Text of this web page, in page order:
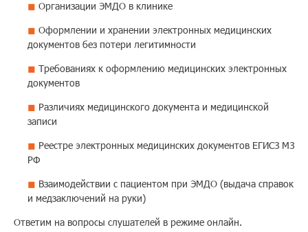
Организации ЭМДО в клинике
Оформлении и хранении электронных медицинских
документов без потери легитимности
Требованиях к оформлению медицинских электронных
документов
Различиях медицинского документа и медицинской
записи
Реестре электронных медицинских документов ЕГИСЗ МЗ
РФ
Взаимодействии с пациентом при ЭМДО (выдача справок
и медзаключений на руки)
Ответим на вопросы слушателей в режиме онлайн.